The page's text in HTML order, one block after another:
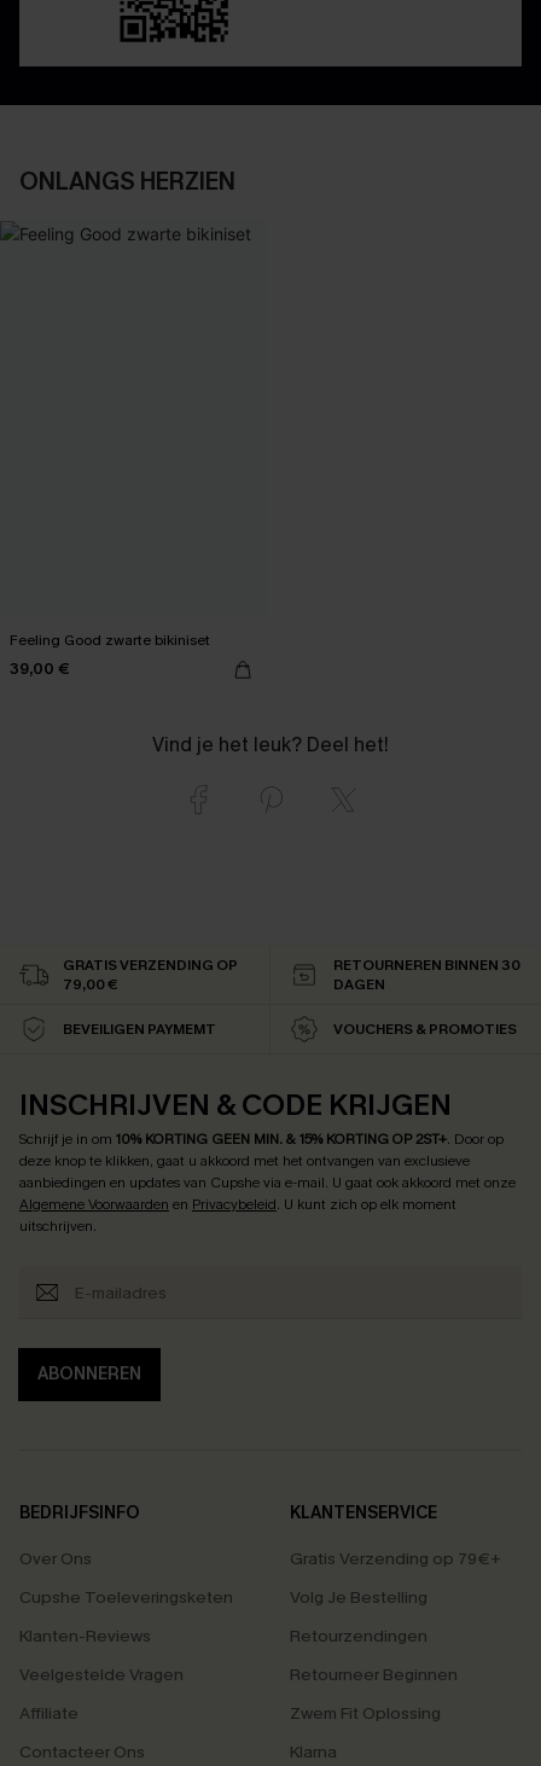
ONLANGS HERZIEN
Feeling Good zwarte bikiniset
39,00 €
Vind je het leuk? Deel het!
GRATIS VERZENDING OP
79,00 €
RETOURNEREN BINNEN 30
DAGEN
BEVEILIGEN PAYMEMT VOUCHERS & PROMOTIES
INSCHRIJVEN & CODE KRIJGEN
Schrijf je in om 10% KORTING GEEN MIN. & 15% KORTING OP 2ST+. Door op
deze knop te klikken, gaat u akkoord met het ontvangen van exclusieve
aanbiedingen en updates van Cupshe via e-mail. U gaat ook akkoord met onze
Algemene Voorwaarden en Privacybeleid. U kunt zich op elk moment
uitschrijven.
ABONNEREN
BEDRIJFSINFO
Over Ons
Cupshe Toeleveringsketen
Klanten-Reviews
Veelgestelde Vragen
Affiliate
Contacteer Ons
KLANTENSERVICE
Gratis Verzending op 79€+
Volg Je Bestelling
Retourzendingen
Retourneer Beginnen
Zwem Fit Oplossing
Klarna